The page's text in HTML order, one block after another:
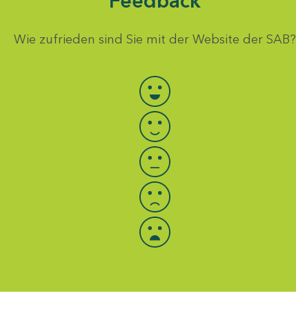
Wie zufrieden sind Sie mit der Website der SAB?
Bewertung auswählen